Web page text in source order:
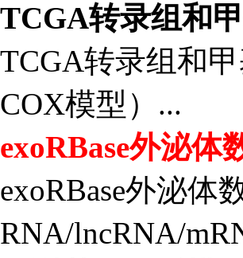
TCGA转录组和
TCGA转录组和
COX模型）...
exoRBase外泌体
exoRBase外泌体
RNA/lncRNA/